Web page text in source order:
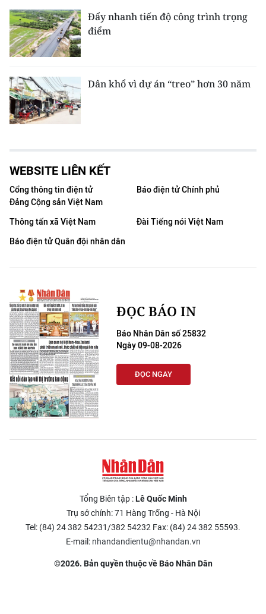
Đẩy nhanh tiến độ công trình trọng
điểm
Dân khổ vì dự án “treo” hơn 30 năm
WEBSITE LIÊN KẾT
Cổng thông tin điện tử
Đảng Cộng sản Việt Nam
Báo điện tử Chính phủ
Thông tấn xã Việt Nam
Đài Tiếng nói Việt Nam
Báo điện tử Quân đội nhân dân
ĐỌC BÁO IN
Báo Nhân Dân số 25832
Ngày 09-08-2026
ĐỌC NGAY
Tổng Biên tập :Lê Quốc Minh
Trụ sở chính: 71 Hàng Trống - Hà Nội
Tel: (84) 24 382 54231/382 54232 Fax: (84) 24 382 55593.
E-mail: nhandandientu@nhandan.vn
©2026. Bản quyền thuộc về Báo Nhân Dân